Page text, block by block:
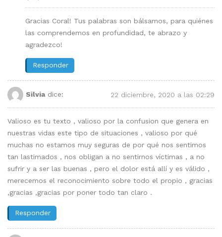
Gracias Coral! Tus palabras son bálsamos, para quiénes
las comprendemos en profundidad, te abrazo y
agradezco!
Responder
Silvia dice: 22 diciembre, 2020 a las 02:29
Valioso es tu texto , valioso por la confusion que genera en
nuestras vidas este tipo de situaciones , valioso por qué
muchas no estamos muy seguras de por qué nos sentimos
tan lastimados , nos obligan a no sentirnos víctimas , a no
sufrir y a ser las buenas , pero el dolor está allí y es válido ,
merecemos el reconocimiento sobre todo el propio , gracias
,gracias ,gracias por poner todo tan claro .
Responder